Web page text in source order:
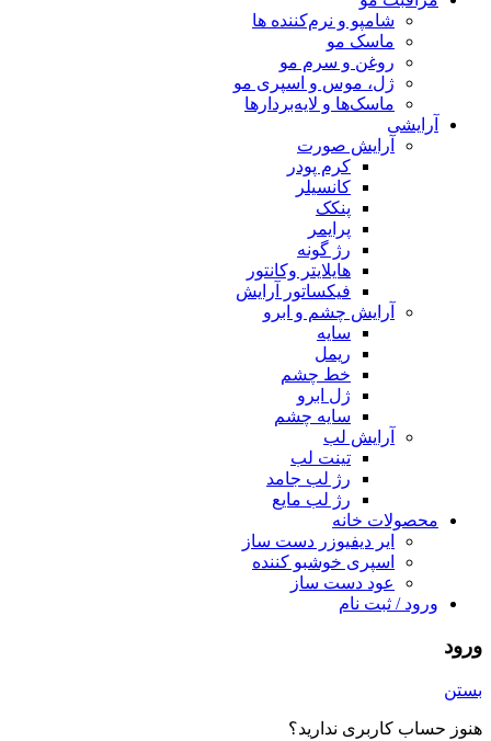
شامپو و نرم‌کننده ها
ماسک مو
روغن و سرم مو
ژل، موس و اسپری مو
ماسک‌ها و لایه‌بردارها
آرایشی
آرایش صورت
کرم پودر
کانسیلر
پنکک
پرایمر
رژ گونه
هایلایتر وکانتور
فیکساتور آرایش
آرایش چشم و ابرو
سایه
ریمل
خط چشم
ژل ابرو
سایه چشم
آرایش لب
تینت لب
رژ لب جامد
رژ لب مایع
محصولات خانه
ایر دیفیوزر دست ساز
اسپری خوشبو کننده
عود دست ساز
ورود / ثبت نام
ورود
بستن
هنوز حساب کاربری ندارید؟